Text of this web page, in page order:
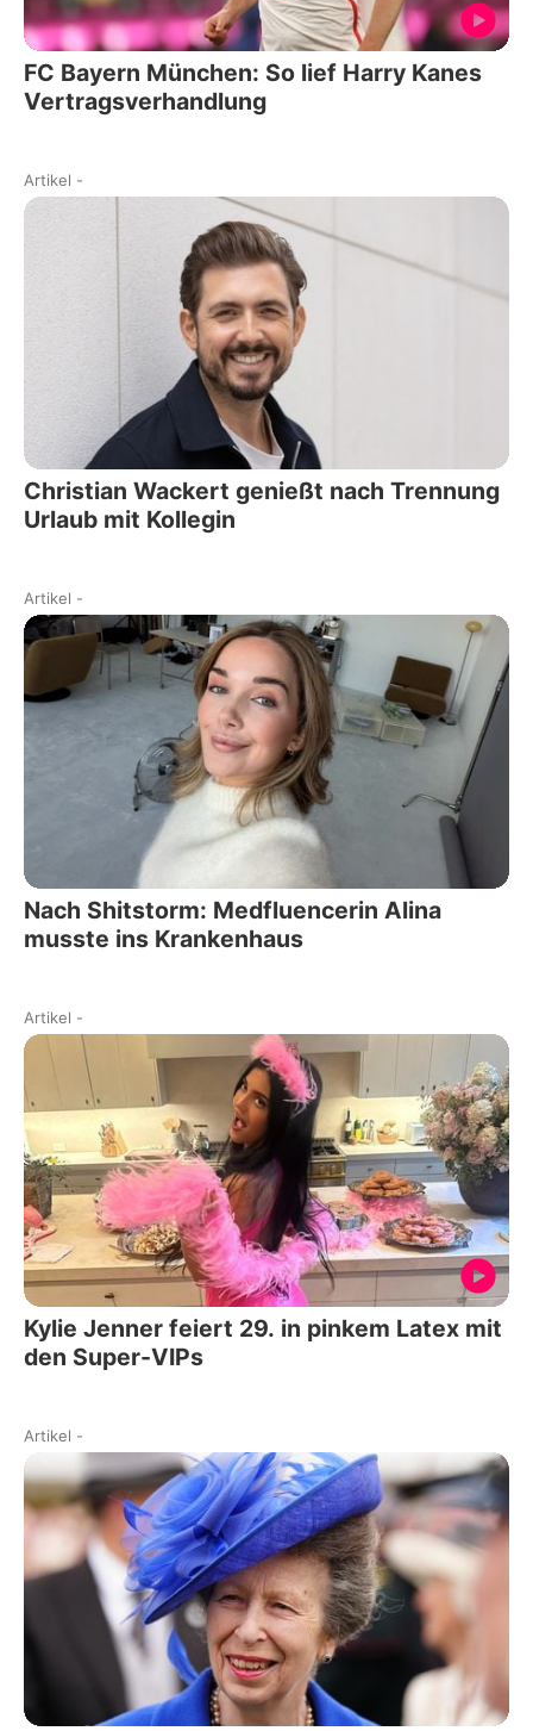
FC Bayern München: So lief Harry Kanes
Vertragsverhandlung
Artikel -
Christian Wackert genießt nach Trennung
Urlaub mit Kollegin
Artikel -
Nach Shitstorm: Medfluencerin Alina
musste ins Krankenhaus
Artikel -
Kylie Jenner feiert 29. in pinkem Latex mit
den Super-VIPs
Artikel -